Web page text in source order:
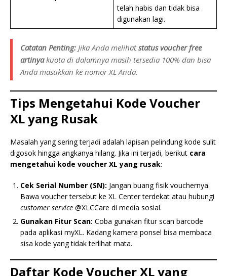
telah habis dan tidak bisa
digunakan lagi.
Catatan Penting: Jika Anda melihatstatus voucher free
artinyakuota di dalamnya masih tersedia 100% dan bisa
Anda masukkan ke nomor XL Anda.
Tips Mengetahui Kode Voucher
XL yang Rusak
Masalah yang sering terjadi adalah lapisan pelindung kode sulit
digosok hingga angkanya hilang. Jika ini terjadi, berikut cara
mengetahui kode voucher XL yang rusak:
Cek Serial Number (SN): Jangan buang fisik vouchernya.
Bawa voucher tersebut ke XL Center terdekat atau hubungi
customer service @XLCCare di media sosial.
Gunakan Fitur Scan: Coba gunakan fitur scan barcode
pada aplikasi myXL. Kadang kamera ponsel bisa membaca
sisa kode yang tidak terlihat mata.
Daftar Kode Voucher XL yang